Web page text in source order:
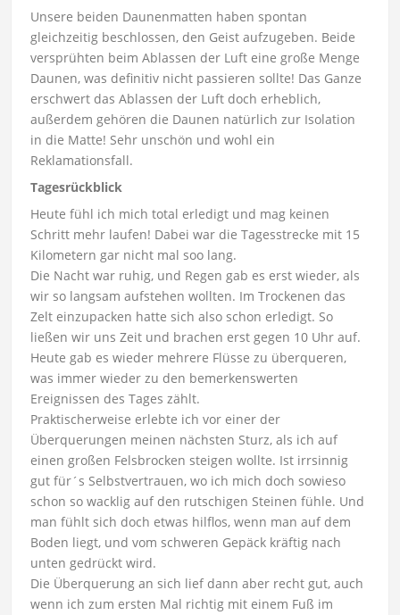
Unsere beiden Daunenmatten haben spontan
gleichzeitig beschlossen, den Geist aufzugeben. Beide
versprühten beim Ablassen der Luft eine große Menge
Daunen, was definitiv nicht passieren sollte! Das Ganze
erschwert das Ablassen der Luft doch erheblich,
außerdem gehören die Daunen natürlich zur Isolation
in die Matte! Sehr unschön und wohl ein
Reklamationsfall.
Tagesrückblick
Heute fühl ich mich total erledigt und mag keinen
Schritt mehr laufen! Dabei war die Tagesstrecke mit 15
Kilometern gar nicht mal soo lang.
Die Nacht war ruhig, und Regen gab es erst wieder, als
wir so langsam aufstehen wollten. Im Trockenen das
Zelt einzupacken hatte sich also schon erledigt. So
ließen wir uns Zeit und brachen erst gegen 10 Uhr auf.
Heute gab es wieder mehrere Flüsse zu überqueren,
was immer wieder zu den bemerkenswerten
Ereignissen des Tages zählt.
Praktischerweise erlebte ich vor einer der
Überquerungen meinen nächsten Sturz, als ich auf
einen großen Felsbrocken steigen wollte. Ist irrsinnig
gut für´s Selbstvertrauen, wo ich mich doch sowieso
schon so wacklig auf den rutschigen Steinen fühle. Und
man fühlt sich doch etwas hilflos, wenn man auf dem
Boden liegt, und vom schweren Gepäck kräftig nach
unten gedrückt wird.
Die Überquerung an sich lief dann aber recht gut, auch
wenn ich zum ersten Mal richtig mit einem Fuß im